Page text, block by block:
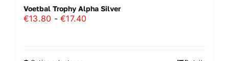
Voetbal Trophy Alpha Silver
€13.80 - €17.40Prijsklasse: